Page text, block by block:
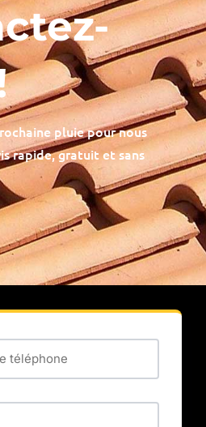
pluie pour nous
rapide, gratuit et sans